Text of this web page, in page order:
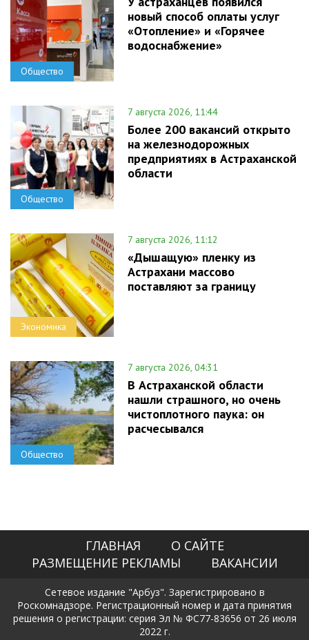
Общество
новый способ оплаты услуг
«Отопление» и «Горячее
водоснабжение»
Общество
7 августа 2026, 11:44
Более 200 вакансий открыто
на железнодорожных
предприятиях в Астраханской
области
Экономика
7 августа 2026, 11:12
«Дышащую» пленку из
Астрахани массово
поставляют за границу
Общество
7 августа 2026, 04:31
В Астраханской области
нашли страшного, но очень
чистоплотного паука: он
расчесывался
ГЛАВНАЯ
О САЙТЕ
РАЗМЕЩЕНИЕ РЕКЛАМЫ
ВАКАНСИИ
Сетевое издание "Арбуз". Зарегистрировано в
Роскомнадзоре. Регистрационный номер и дата принятия
решения о регистрации: серия Эл № ФС77-83656 от 26 июля
2022 г.